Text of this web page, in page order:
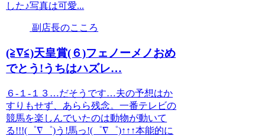
した♪写真は可愛...
副店長のこころ
(≧∇≦)天皇賞(６)フェノーメノおめ
でとう!うちはハズレ…
６-１-１３…だそうです…夫の予想はか
すりもせず、あらら残念。一番テレビの
競馬を楽しんでいたのは動物が動いて
る!!!(゜∇゜)う!馬っ!(゜∇゜)↑↑↑本能的に